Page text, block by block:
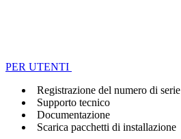
PER UTENTI
Registrazione del numero di serie
Supporto tecnico
Documentazione
Scarica pacchetti di installazione